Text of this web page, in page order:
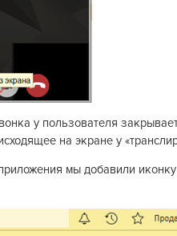
у пользователя
на экране у
мы добавили